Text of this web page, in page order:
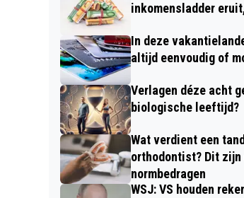
inkomensladder
In deze
altijd eenvoudig of
Verlagen déze acht
biologische leeftijd?
Wat verdient een
orthodontist? Dit
normbedragen
WSJ: VS houden